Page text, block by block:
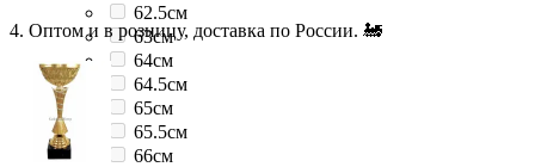
62.5см
63см
64см
64.5см
65см
65.5см
66см
4. Оптом и в розницу, доставка по России. 🚂